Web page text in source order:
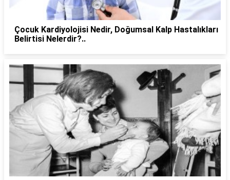
Çocuk Kardiyolojisi Nedir, Doğumsal Kalp Hastalıkları
Belirtisi Nelerdir?..